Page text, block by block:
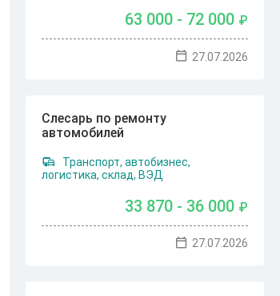
63 000 - 72 000 ₽
27.07.2026
Слесарь по ремонту
автомобилей
Транспорт, автобизнес,
логистика, склад, ВЭД
33 870 - 36 000 ₽
27.07.2026